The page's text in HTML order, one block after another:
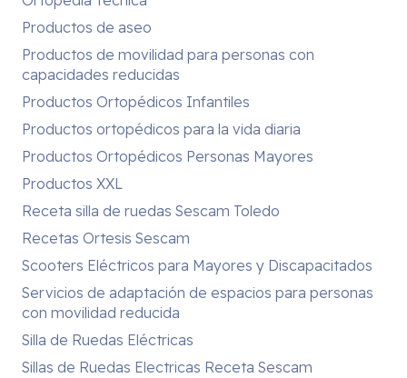
Productos de aseo
Productos de movilidad para personas con
capacidades reducidas
Productos Ortopédicos Infantiles
Productos ortopédicos para la vida diaria
Productos Ortopédicos Personas Mayores
Productos XXL
Receta silla de ruedas Sescam Toledo
Recetas Ortesis Sescam
Scooters Eléctricos para Mayores y Discapacitados
Servicios de adaptación de espacios para personas
con movilidad reducida
Silla de Ruedas Eléctricas
Sillas de Ruedas Electricas Receta Sescam